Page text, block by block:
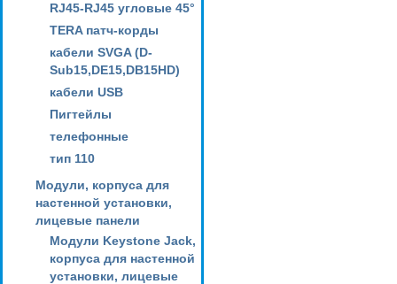
RJ45-RJ45 угловые 45°
TERA патч-корды
кабели SVGA (D-
Sub15,DE15,DB15HD)
кабели USB
Пигтейлы
телефонные
тип 110
Модули, корпуса для
настенной установки,
лицевые панели
Модули Keystone Jack,
корпуса для настенной
установки, лицевые